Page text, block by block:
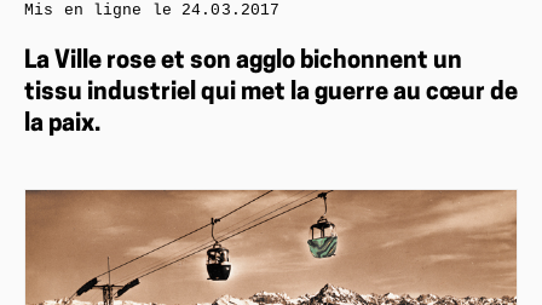
La Ville rose et son agglo bichonnent un
tissu industriel qui met la guerre au cœur de
la paix.
Mis en ligne le 24.03.2017